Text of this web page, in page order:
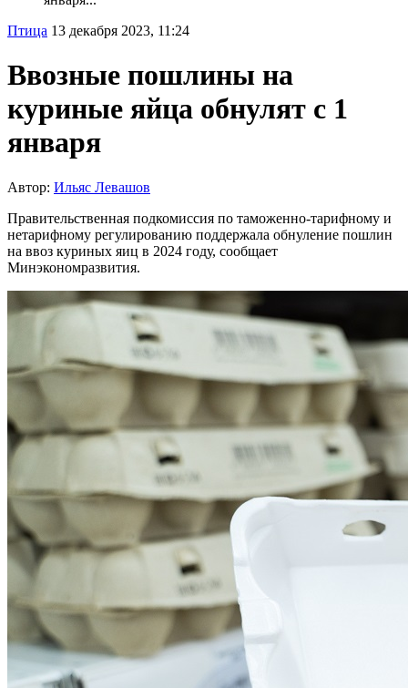
Птица 13 декабря 2023, 11:24
Ввозные пошлины на
куриные яйца обнулят с 1
января
Автор: Ильяс Левашов
Правительственная подкомиссия по таможенно-тарифному и
нетарифному регулированию поддержала обнуление пошлин
на ввоз куриных яиц в 2024 году, сообщает
Минэкономразвития.